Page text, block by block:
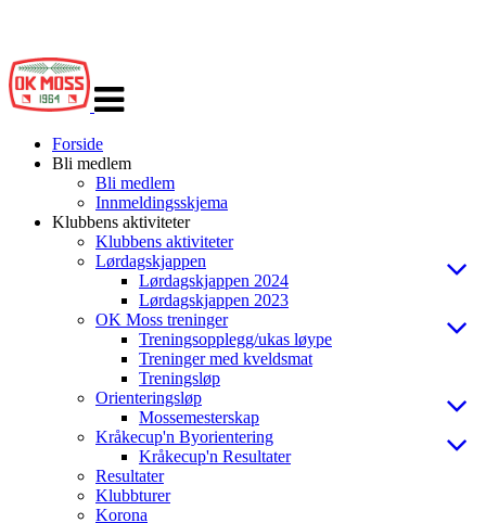
navigasjon
Forside
Bli medlem
Bli medlem
Innmeldingsskjema
Klubbens aktiviteter
Klubbens aktiviteter
Lørdagskjappen
Lørdagskjappen 2024
Lørdagskjappen 2023
OK Moss treninger
Treningsopplegg/ukas løype
Treninger med kveldsmat
Treningsløp
Orienteringsløp
Mossemesterskap
Kråkecup'n Byorientering
Kråkecup'n Resultater
Resultater
Klubbturer
Korona